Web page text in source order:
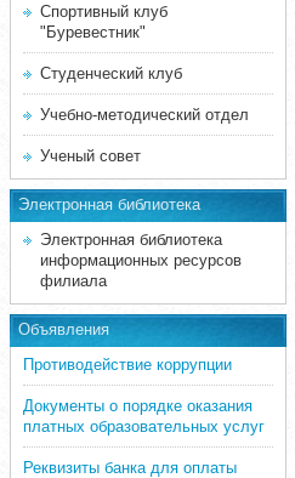
Спортивный клуб
"Буревестник"
Студенческий клуб
Учебно-методический отдел
Ученый совет
Электронная библиотека
Электронная библиотека
информационных ресурсов
филиала
Объявления
Противодействие коррупции
Документы о порядке оказания
платных образовательных услуг
Реквизиты банка для оплаты